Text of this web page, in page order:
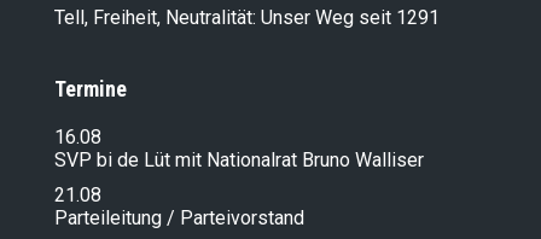
Tell, Freiheit, Neutralität: Unser Weg seit 1291
Termine
16.08
SVP bi de Lüt mit Nationalrat Bruno Walliser
21.08
Parteileitung / Parteivorstand